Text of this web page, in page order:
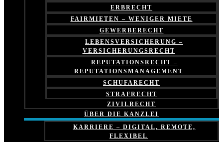
ERBRECHT
FAIRMIETEN – WENIGER MIETE
GEWERBERECHT
LEBENSVERSICHERUNG –
VERSICHERUNGSRECHT
REPUTATIONSRECHT –
REPUTATIONSMANAGEMENT
SCHUFARECHT
STRAFRECHT
ZIVILRECHT
ÜBER DIE KANZLEI
KARRIERE – DIGITAL, REMOTE,
FLEXIBEL